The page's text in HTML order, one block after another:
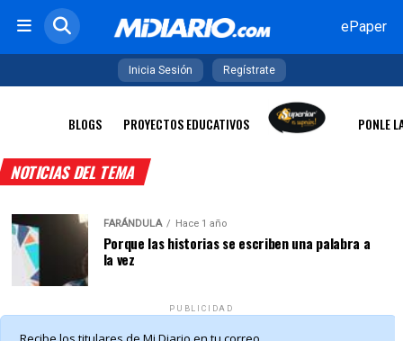
ePaper
Inicia Sesión Regístrate
BLOGS PROYECTOS EDUCATIVOS PONLE
NOTICIAS DEL TEMA
FARÁNDULA Hace 1 año
Porque las historias se escriben una palabra a
la vez
PUBLICIDAD